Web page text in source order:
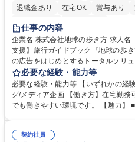
退職金あり
在宅OK 賞与あり
駅近5分以内
仕事の内容
企業名 株式会社地球の歩き方 求人名 【企画営業/行政・企業向け観光推進
支援】旅行ガイドブック『地球の歩き方』 仕事の内容 『地球の
の広告をはじめとするトータルソリ
す。クライアントは、観光（海外旅
や事業を推進したい国内外の行政や企業です。 【業務詳
き方』は海外旅行ガイドブックの
も牽引しております。観光推進支援
に、インバウンドのトップブランド
必要な経験・能力等
必要な経験・能力等 【いずれかの経
グ/メディア企画 【働き方】在宅勤
でも働きやすい環境です。 【魅力】 ■海外旅行ガイドブックのシェアNo.1
であり、「地球の歩き方」としてど
契約社員